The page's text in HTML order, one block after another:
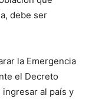
debe ser
la Emergencia
el Decreto
al país y